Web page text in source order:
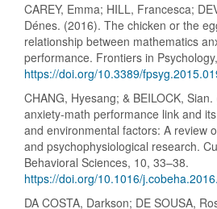
CAREY, Emma; HILL, Francesca;
Dénes. (2016). The chicken or the
relationship between mathematics
performance. Frontiers in
https://doi.org/10.3389/
CHANG, Hyesang; & BEILOCK,
anxiety-math performance link and
and environmental factors: A review
and psychophysiological research.
Behavioral Sciences, 10, 33–38.
https://doi.org/10.1016/
DA COSTA, Darkson; DE SOUSA,